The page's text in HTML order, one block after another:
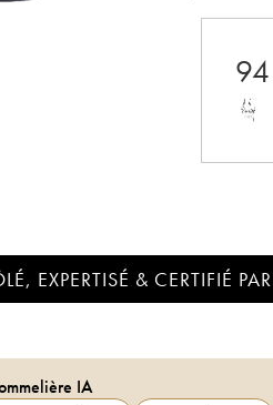
94
EXPERTISÉ & CERTIFIÉ
IA